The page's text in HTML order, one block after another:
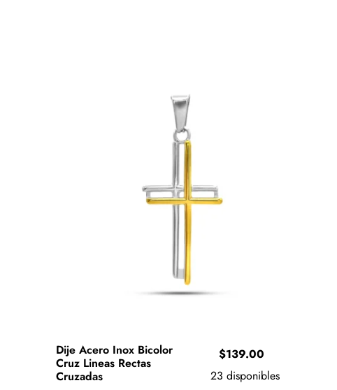
Dije Acero Inox Bicolor
Cruz Lineas Rectas
Cruzadas
$139.00
23 disponibles